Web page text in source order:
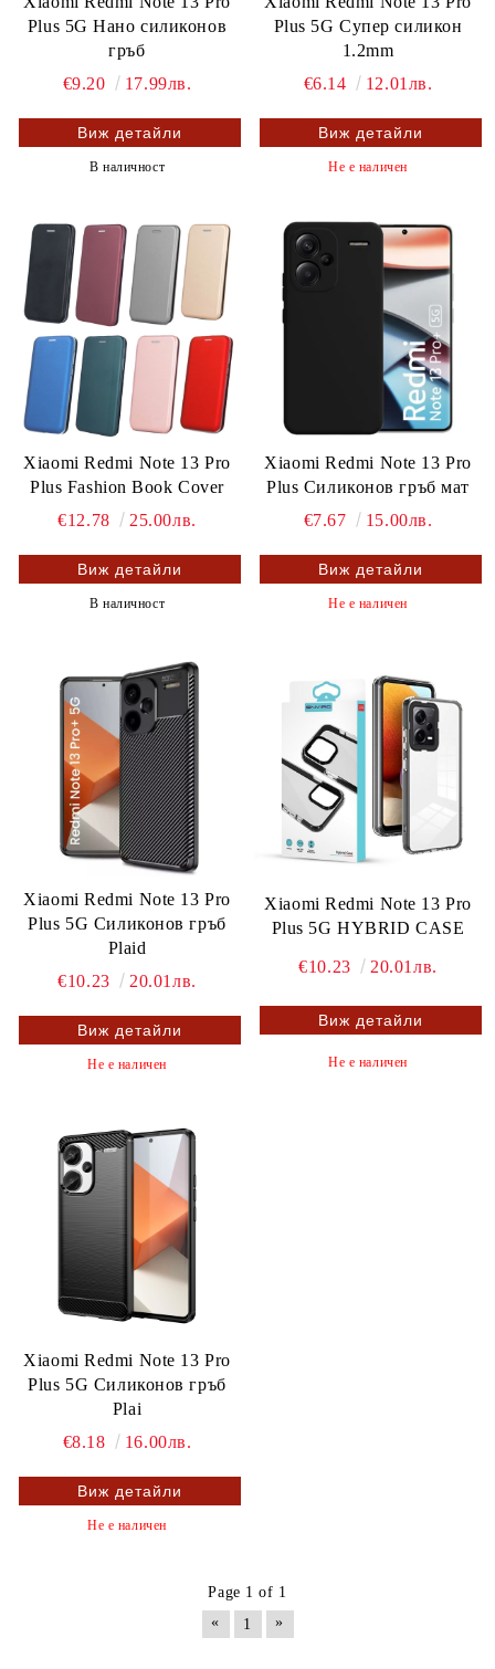
Plus 5G Нано силиконов
гръб
€9.20
17.99лв.
Виж детайли
В наличност
Plus 5G Супер силикон
1.2mm
€6.14
12.01лв.
Виж детайли
Не е наличен
Xiaomi Redmi Note 13 Pro
Plus Fashion Book Cover
€12.78
25.00лв.
Виж детайли
В наличност
Xiaomi Redmi Note 13 Pro
Plus Силиконов гръб мат
€7.67
15.00лв.
Виж детайли
Не е наличен
Xiaomi Redmi Note 13 Pro
Plus 5G Силиконов гръб
Plaid
€10.23
20.01лв.
Виж детайли
Не е наличен
Xiaomi Redmi Note 13 Pro
Plus 5G HYBRID CASE
€10.23 20.01лв.
Виж детайли
Не е наличен
Xiaomi Redmi Note 13 Pro
Plus 5G Силиконов гръб
Plai
€8.18
16.00лв.
Виж детайли
Не е наличен
Page 1 of 1
«
1 »